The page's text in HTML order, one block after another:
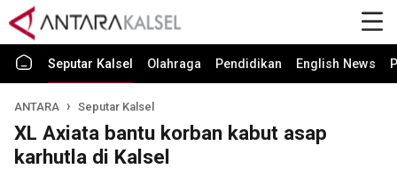
Seputar Kalsel Olahraga Pendidikan English News
ANTARA Seputar Kalsel
XL Axiata bantu korban kabut asap
karhutla di Kalsel